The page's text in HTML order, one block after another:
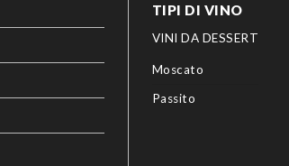
TIPI DI VINO
VINI DA DESSERT
Moscato
Passito